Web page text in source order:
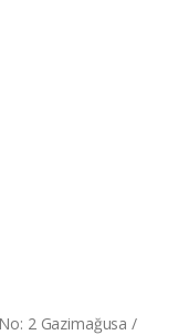
2 Gazimağusa /